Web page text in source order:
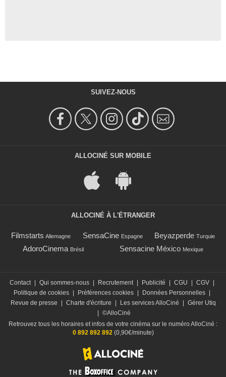
SUIVEZ-NOUS
ALLOCINÉ SUR MOBILE
ALLOCINÉ À L'ÉTRANGER
Filmstarts Allemagne SensaCine Espagne Beyazperde Turquie
AdoroCinema Brésil Sensacine México Mexique
Contact Qui sommes-nous Recrutement Publicité CGU CGV
Politique de cookies
Préférences cookies Données Personnelles
Revue de presse
Charte d'écriture Les services AlloCiné
Gérer Utiq
©AlloCiné
Retrouvez tous les horaires et infos de votre cinéma sur le numéro AlloCiné :
0 892 892 892(0,90€/minute)